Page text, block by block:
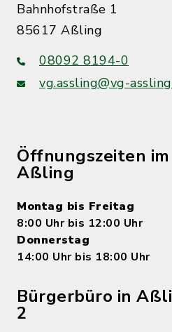
Bahnhofstraße 1
85617 Aßling
08092 8194-0
vg.assling@vg-
Öffnungszeiten
Aßling
Montag bis Freitag
8:00 Uhr bis 12:00 Uhr
Donnerstag
14:00 Uhr bis 18:00 Uhr
Bürgerbüro in
2